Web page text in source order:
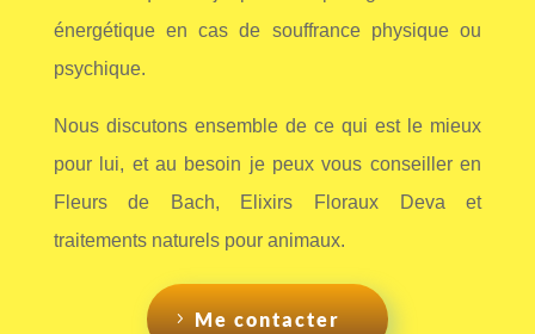
énergétique en cas de souffrance physique ou
psychique.
Nous discutons ensemble de ce qui est le mieux
pour lui, et au besoin je peux vous conseiller en
Fleurs de Bach, Elixirs Floraux Deva et
traitements naturels pour animaux.
Me contacter